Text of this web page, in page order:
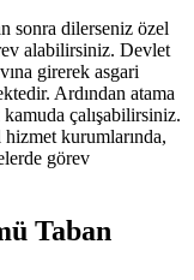
sonra dilerseniz özel
alabilirsiniz. Devlet
girerek asgari
Ardından atama
çalışabilirsiniz.
kurumlarında,
görev
Taban